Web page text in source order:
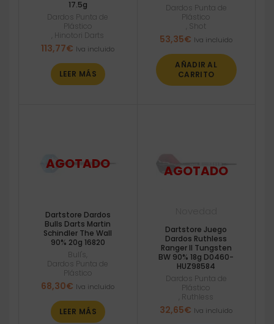
17.5g
Dardos Punta de
Plástico
Hinotori Darts
113,77€ Iva incluido
LEER MÁS
Dardos Punta de
Plástico
Shot
53,35€ Iva incluido
AÑADIR AL
CARRITO
Dartstore Dardos
Bulls Darts Martin
Schindler The Wall
90% 20g 16820
Bull's
Dardos Punta de
Plástico
68,30€ Iva incluido
LEER MÁS
Dartstore Juego
Dardos Ruthless
Ranger II Tungsten
BW 90% 18g D0460-
HUZ98584
Dardos Punta de
Plástico
Ruthless
32,65€ Iva incluido